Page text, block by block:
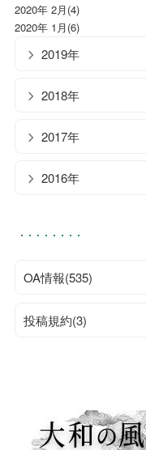
2020年 2月(4)
2020年 1月(6)
2019年
2018年
2017年
2016年
OA情報(535)
投稿規約(3)